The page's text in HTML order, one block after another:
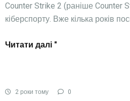
Counter Strike 2 (раніше Counter
кіберспорту. Вже кілька років
Читати далі "
2 роки тому 0